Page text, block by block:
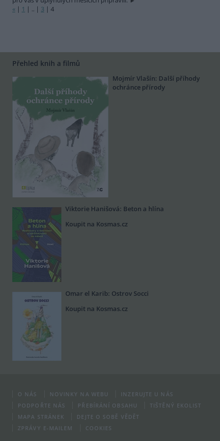
« | 1 | .. | 3 | 4
Přehled knih a filmů
Mojmír Vlašín: Další příhody
ochránce přírody
Viktorie Hanišová: Beton a hlína
Koupit na Kosmas.cz
Omar el Karib: Ostrov Socci
Koupit na Kosmas.cz
O NÁS NOVINKY NA WEBU
INZERUJTE U NÁS
PODPOŘTE NÁS
PŘEBÍRÁNÍ OBSAHU
TIŠTĚNÝ EKOLIST
MAPA STRÁNEK
DEJTE O SOBĚ VĚDĚT
ZPRÁVY E-MAILEM
COOKIES